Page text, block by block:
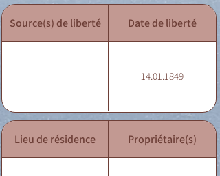
Source(s) de liberté Date de liberté
14.01.1849
Lieu de résidence Propriétaire(s)